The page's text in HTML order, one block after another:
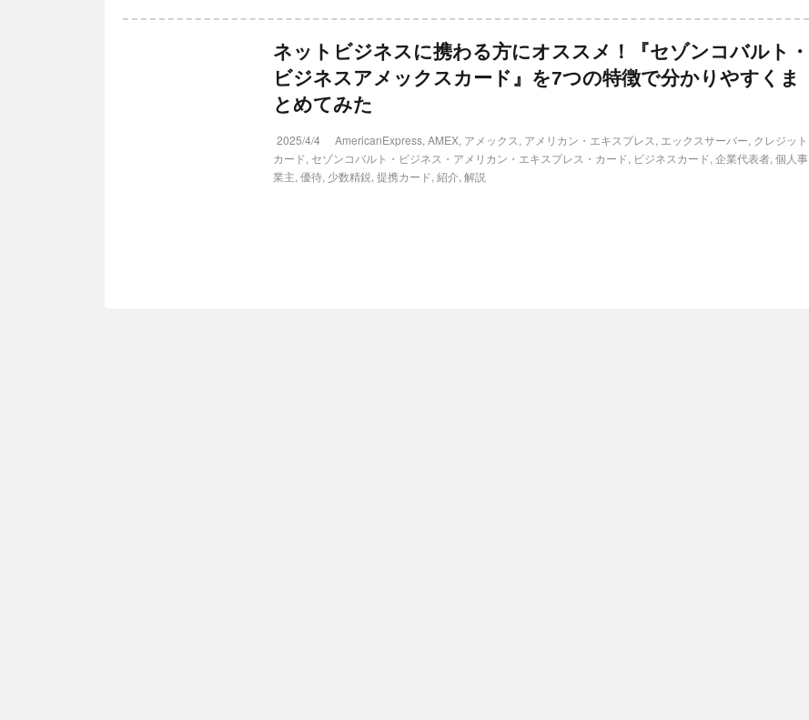
ネットビジネスに携わる方にオススメ！『セゾンコバルト・
ビジネスアメックスカード』を7つの特徴で分かりやすくま
とめてみた
2025/4/4 AmericanExpress, AMEX, アメックス, アメリカン・エキスプレス, エックスサーバー, クレジット
カード, セゾンコバルト・ビジネス・アメリカン・エキスプレス・カード, ビジネスカード, 企業代表者, 個人事
業主, 優待, 少数精鋭, 提携カード, 紹介, 解説